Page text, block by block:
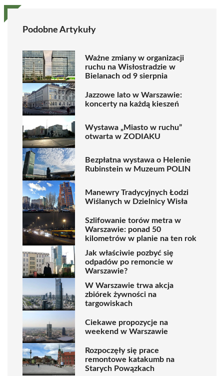
Podobne Artykuły
Ważne zmiany w organizacji
ruchu na Wisłostradzie w
Bielanach od 9 sierpnia
Jazzowe lato w Warszawie:
koncerty na każdą kieszeń
Wystawa „Miasto w ruchu”
otwarta w ZODIAKU
Bezpłatna wystawa o Helenie
Rubinstein w Muzeum POLIN
Manewry Tradycyjnych Łodzi
Wiślanych w Dzielnicy Wisła
Szlifowanie torów metra w
Warszawie: ponad 50
kilometrów w planie na ten rok
Jak właściwie pozbyć się
odpadów po remoncie w
Warszawie?
W Warszawie trwa akcja
zbiórek żywności na
targowiskach
Ciekawe propozycje na
weekend w Warszawie
Rozpoczęły się prace
remontowe katakumb na
Starych Powązkach